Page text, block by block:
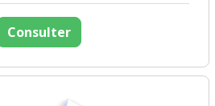
Consulter